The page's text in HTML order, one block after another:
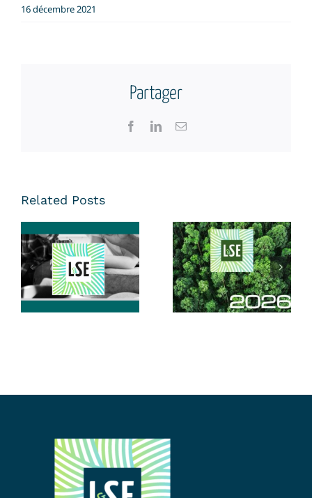
16 décembre 2021
Partager
FacebookLinkedInEmail
Related Posts
Santé du
Dirigeant & de
l’Entreprise :
Ne Restez Pas
Seul à la Barre
Vœux LSE |
2026